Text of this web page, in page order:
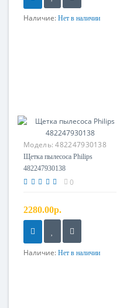
Наличие: Нет в наличии
Модель:482247930138
Щетка пылесоса Philips
482247930138
0
2280.00р.
Наличие: Нет в наличии